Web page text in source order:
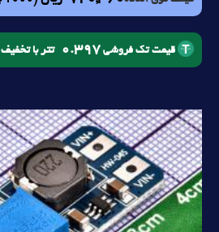
قیمت تک فروشی 0.397 تتر با تخفیف